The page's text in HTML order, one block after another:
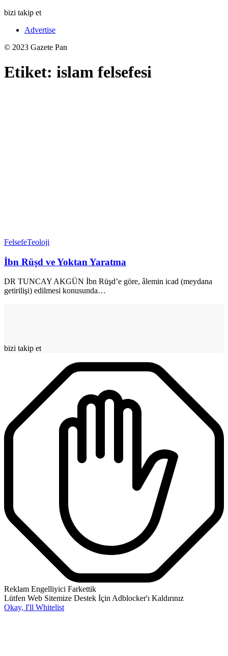
bizi takip et
Advertise
© 2023 Gazete Pan
Etiket: islam felsefesi
FelsefeTeoloji
İbn Rüşd ve Yoktan Yaratma
DR TUNCAY AKGÜN İbn Rüşd’e göre, âlemin icad (meydana
getirilişi) edilmesi konusunda…
bizi takip et
Reklam Engelliyici Farkettik
Lütfen Web Sitemize Destek İçin Adblocker'ı Kaldırınız
Okay, I'll Whitelist